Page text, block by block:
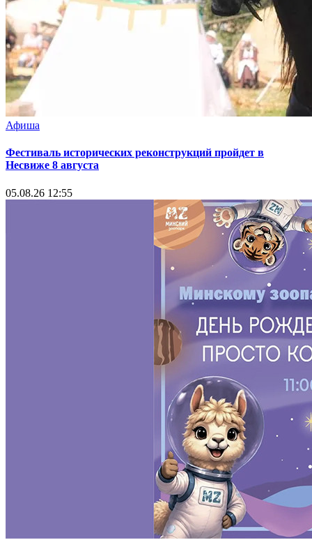
Афиша
Фестиваль исторических реконструкций пройдет в
Несвиже 8 августа
05.08.26 12:55